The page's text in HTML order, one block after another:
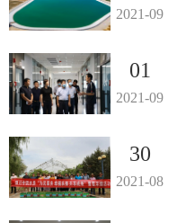
2021-09
01
2021-09
30
2021-08